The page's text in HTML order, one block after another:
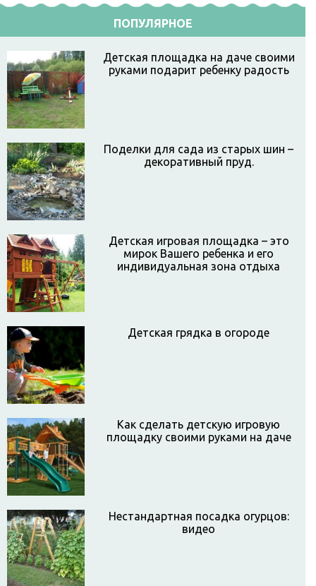
ПОПУЛЯРНОЕ
Детская площадка на даче своими
руками подарит ребенку радость
Поделки для сада из старых шин –
декоративный пруд.
Детская игровая площадка – это
мирок Вашего ребенка и его
индивидуальная зона отдыха
Детская грядка в огороде
Как сделать детскую игровую
площадку своими руками на даче
Нестандартная посадка огурцов:
видео